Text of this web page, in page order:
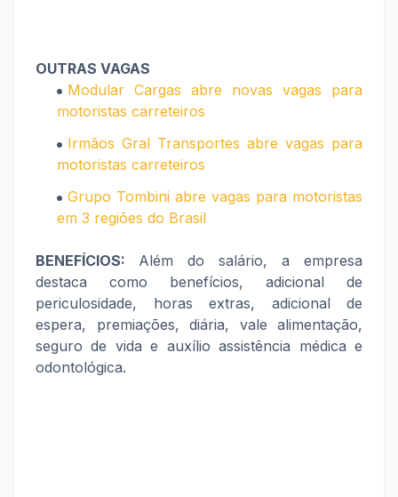
OUTRAS VAGAS
Modular Cargas abre novas vagas para
motoristas carreteiros
Irmãos Gral Transportes abre vagas para
motoristas carreteiros
Grupo Tombini abre vagas para motoristas
em 3 regiões do Brasil
BENEFÍCIOS: Além do salário, a empresa
destaca como benefícios, adicional de
periculosidade, horas extras, adicional de
espera, premiações, diária, vale alimentação,
seguro de vida e auxílio assistência médica e
odontológica.